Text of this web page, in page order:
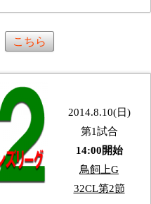
こちら
2014.8.10(日)
第1試合
14:00開始
鳥飼上G
32CL第2節